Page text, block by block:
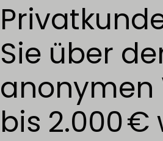
Sie über
anonymen
bis 2.000 €